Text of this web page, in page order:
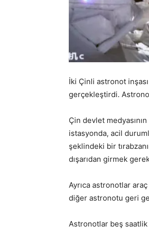
İki Çinli astronot
gerçekleştirdi.
Çin devlet
istasyonda, acil
şeklindeki bir
dışarıdan girmek
Ayrıca astronotlar
diğer astronotu geri
Astronotlar beş saatlik